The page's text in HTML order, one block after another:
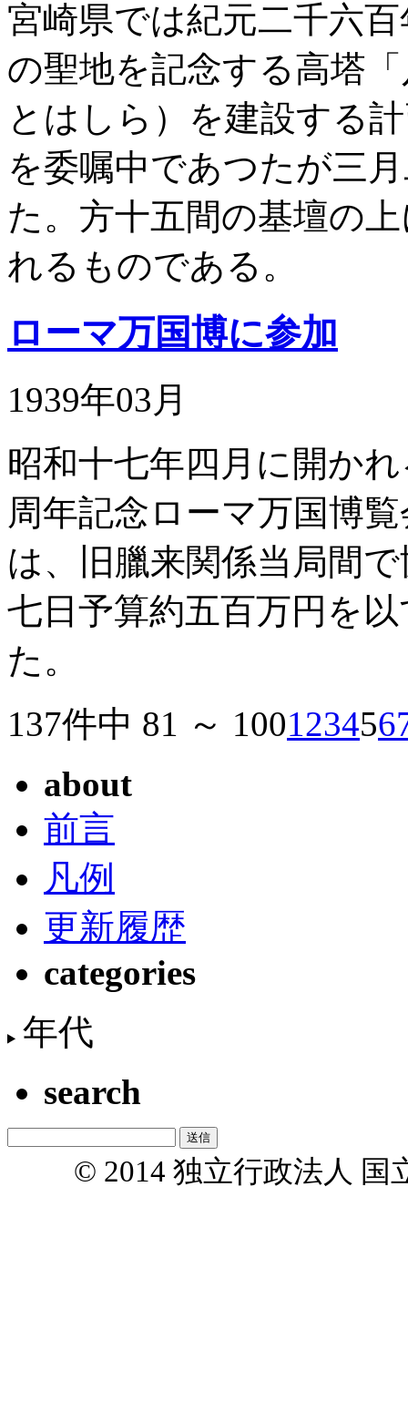
宮崎県では紀元二千六
の聖地を記念する高塔
とはしら）を建設する
を委嘱中であつたが三
た。方十五間の基壇の
れるものである。
ローマ万国博に参加
1939年03月
昭和十七年四月に開か
周年記念ローマ万国博
は、旧臘来関係当局間
七日予算約五百万円を
た。
137件中 81 ～ 100123456
about
前言
凡例
更新履歴
categories
年代
search
© 2014 独立行政法人 国